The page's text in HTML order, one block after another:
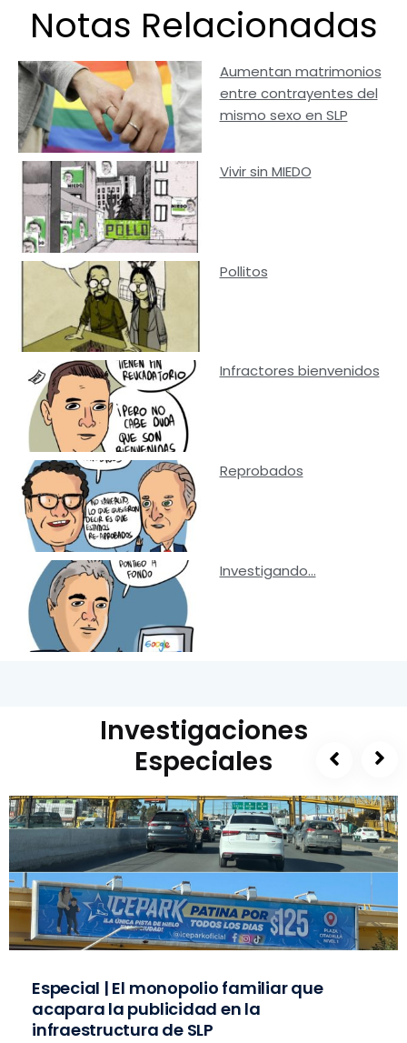
Notas Relacionadas
Aumentan matrimonios
entre contrayentes del
mismo sexo en SLP
Vivir sin MIEDO
Pollitos
Infractores bienvenidos
Reprobados
Investigando…
Investigaciones
Especiales
Especial | El monopolio familiar que
acapara la publicidad en la
infraestructura de SLP